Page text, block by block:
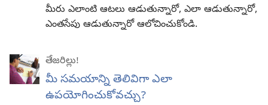
మీరు ఎలాంటి ఆటలు ఆడుతున్నారో, ఎలా ఆడుతున్నారో,
ఎంతసేపు ఆడుతున్నారో ఆలోచించుకోండి.
తేజరిల్లు!
మీ సమయాన్ని తెలివిగా ఎలా
ఉపయోగించుకోవచ్చు?